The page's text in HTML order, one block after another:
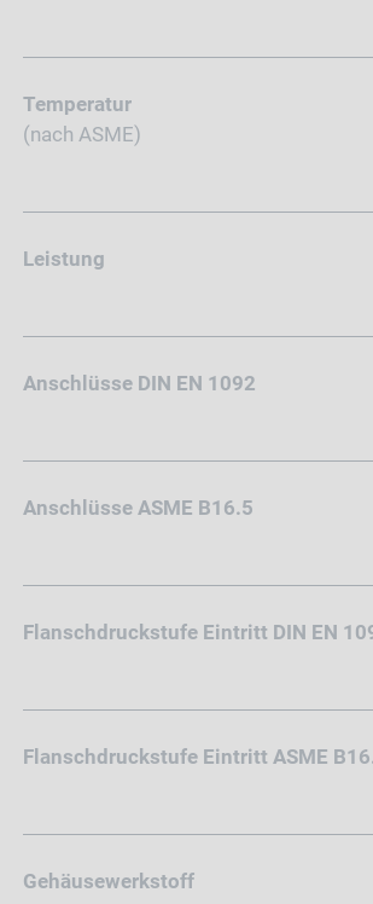
Temperatur
(nach ASME)
Leistung
Anschlüsse DIN EN 1092
Anschlüsse ASME B16.5
Flanschdruckstufe Eintritt DIN EN
Flanschdruckstufe Eintritt ASME
Gehäusewerkstoff